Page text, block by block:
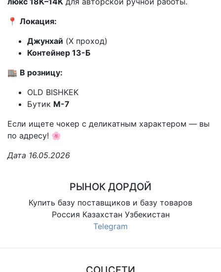
📍 Локация:
Джунхай (X проход)
Контейнер 13-Б
🏬 В розницу:
OLD BISHKEK
Бутик М-7
Если ищете чокер с деликатным характером — вы
по адресу! 🌸
Дата 16.05.2026
РЫНОК ДОРДОЙ
Купить базу поставщиков и базу товаров
Россия Казахстан Узбекистан
Telegram